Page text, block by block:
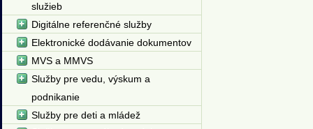
služieb
Digitálne referenčné služby
Elektronické dodávanie dokumentov
MVS a MMVS
Služby pre vedu, výskum a
podnikanie
Služby pre deti a mládež